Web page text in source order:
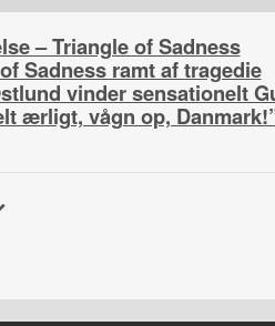
– Triangle of Sadness
Sadness ramt af tragedie
vinder sensationelt
ærligt, vågn op,